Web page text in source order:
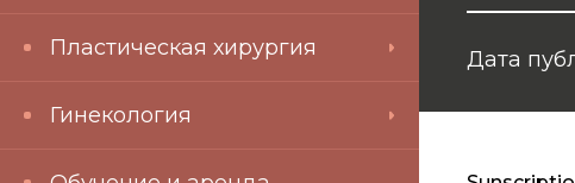
Пластическая хирургия
Гинекология
Дата